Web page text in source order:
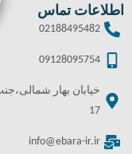
اطلاعات تماس
02188495482
09128095754
خیابان بهار
17
info@ebara-ir.ir